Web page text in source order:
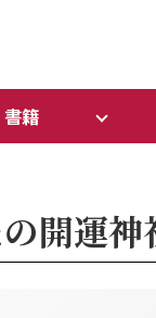
書籍
開運神